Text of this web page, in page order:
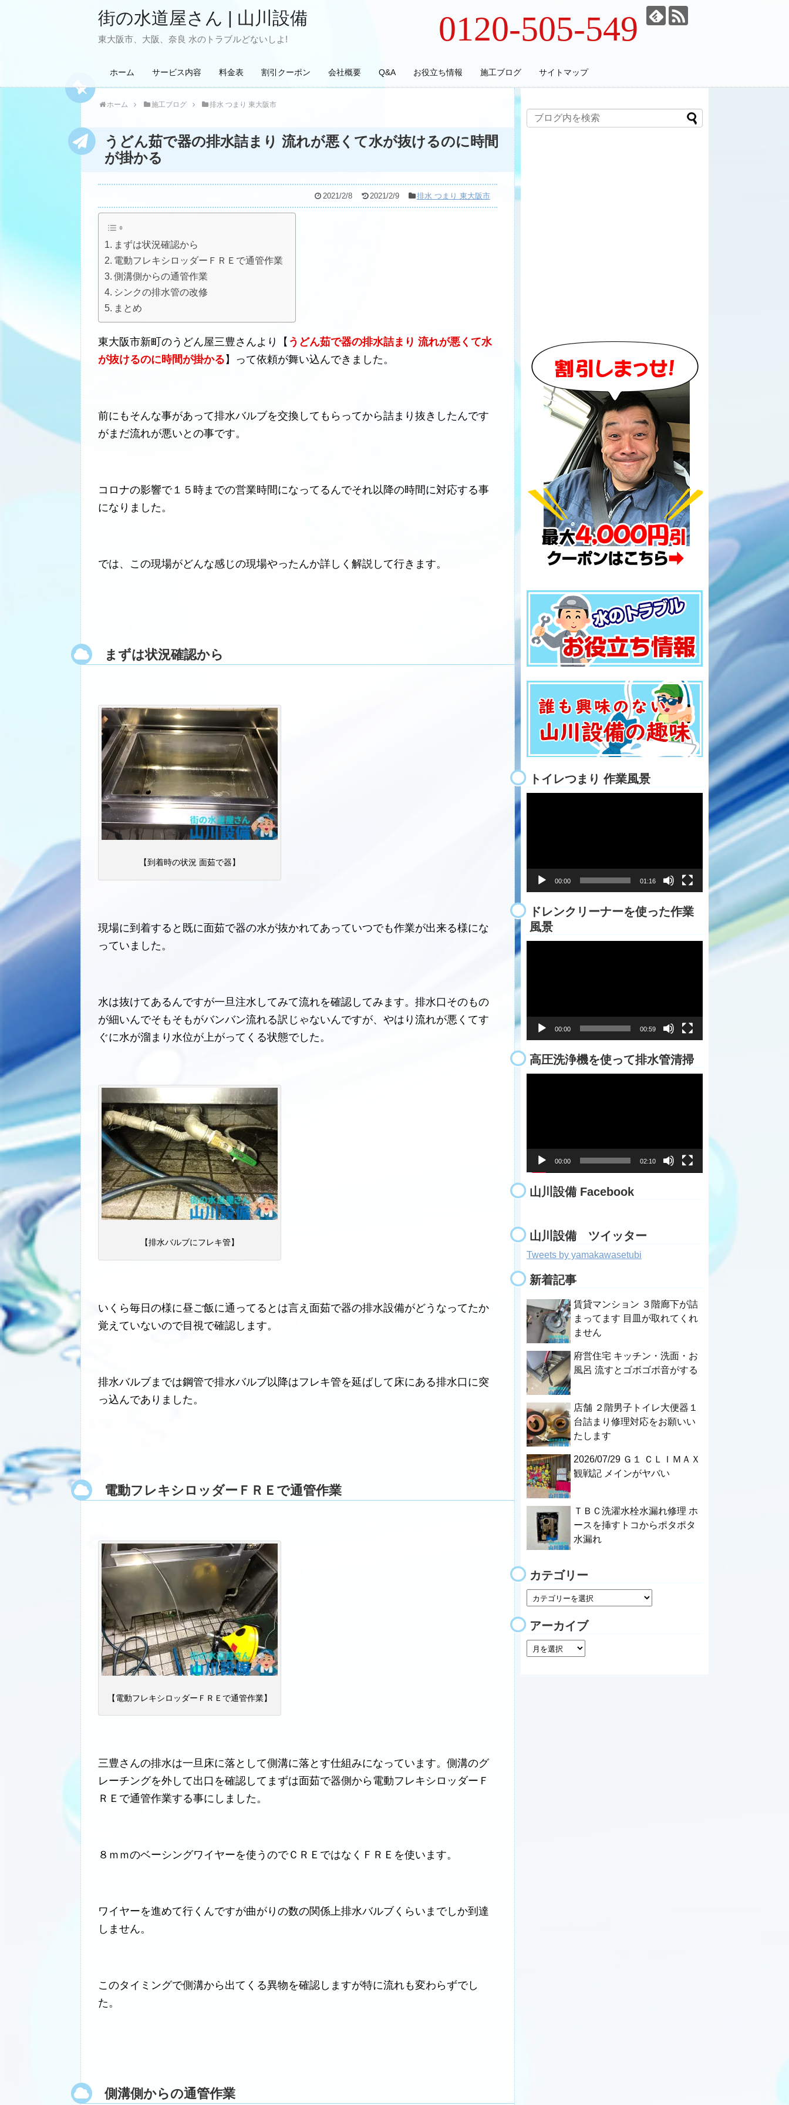
街の水道屋さん | 山川設備
東大阪市、大阪、奈良 水のトラブルどないしよ! 0120-505-549
ホーム サービス内容 料金表 割引クーポン 会社概要 Q&A お役立ち情報 施工ブログ サイトマップ
ホーム 施工ブログ 排水 つまり 東大阪市
うどん茹で器の排水詰まり 流れが悪くて水が抜けるのに時間
が掛かる
2021/2/8 2021/2/9 排水 つまり 東大阪市
まずは状況確認から
電動フレキシロッダーＦＲＥで通管作業
側溝側からの通管作業
シンクの排水管の改修
まとめ
東大阪市新町のうどん屋三豊さんより【 うどん茹で器の排水詰まり 流れが悪くて水
が抜けるのに時間が掛かる 】って依頼が舞い込んできました。
前にもそんな事があって排水バルブを交換してもらってから詰まり抜きしたんです
がまだ流れが悪いとの事です。
コロナの影響で１５時までの営業時間になってるんでそれ以降の時間に対応する事
になりました。
では、この現場がどんな感じの現場やったんか詳しく解説して行きます。
まずは状況確認から
【到着時の状況 面茹で器】
現場に到着すると既に面茹で器の水が抜かれてあっていつでも作業が出来る様にな
っていました。
水は抜けてあるんですが一旦注水してみて流れを確認してみます。排水口そのもの
が細いんでそもそもがバンバン流れる訳じゃないんですが、やはり流れが悪くてす
ぐに水が溜まり水位が上がってくる状態でした。
【排水バルブにフレキ管】
いくら毎日の様に昼ご飯に通ってるとは言え面茹で器の排水設備がどうなってたか
覚えていないので目視で確認します。
排水バルブまでは鋼管で排水バルブ以降はフレキ管を延ばして床にある排水口に突
っ込んでありました。
電動フレキシロッダーＦＲＥで通管作業
【電動フレキシロッダーＦＲＥで通管作業】
三豊さんの排水は一旦床に落として側溝に落とす仕組みになっています。側溝のグ
レーチングを外して出口を確認してまずは面茹で器側から電動フレキシロッダーＦ
ＲＥで通管作業する事にしました。
８ｍｍのベーシングワイヤーを使うのでＣＲＥではなくＦＲＥを使います。
ワイヤーを進めて行くんですが曲がりの数の関係上排水バルブくらいまでしか到達
しません。
このタイミングで側溝から出てくる異物を確認しますが特に流れも変わらずでし
た。
側溝側からの通管作業
トイレつまり 作業風景
ー
00:00 01:16
ドレンクリーナーを使った作業
風景
ー
00:00 00:59
高圧洗浄機を使って排水管清掃
00:00 02:10
山川設備 Facebook
山川設備 ツイッター
Tweets by yamakawasetubi
新着記事
賃貸マンション ３階廊下が詰
まってます 目皿が取れてくれ
ません
府営住宅 キッチン・洗面・お
風呂 流すとゴボゴボ音がする
店舗 ２階男子トイレ大便器１
台詰まり修理対応をお願いい
たします
2026/07/29 Ｇ１ ＣＬＩＭＡＸ
観戦記 メインがヤバい
ＴＢＣ洗濯水栓水漏れ修理 ホ
ースを挿すトコからポタポタ
水漏れ
カテゴリー
アーカイブ